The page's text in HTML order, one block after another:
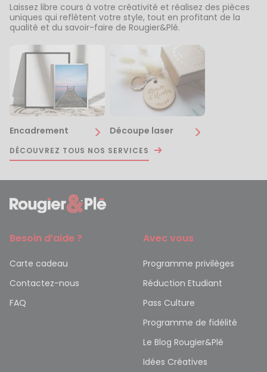
Laissez libre cours à votre créativité et réalisez des pièces
uniques qui reflètent votre style, tout en profitant de la
qualité et du savoir-faire de Rougier&Plé.
Encadrement Découpe laser
DÉCOUVREZ TOUS NOS SERVICES
Besoin d’aide ?
Carte cadeau
Contactez-nous
FAQ
Avec vous
Programme privilèges
Réduction Etudiant
Pass Culture
Programme de fidélité
Le Blog Rougier&Plé
Idées Créatives